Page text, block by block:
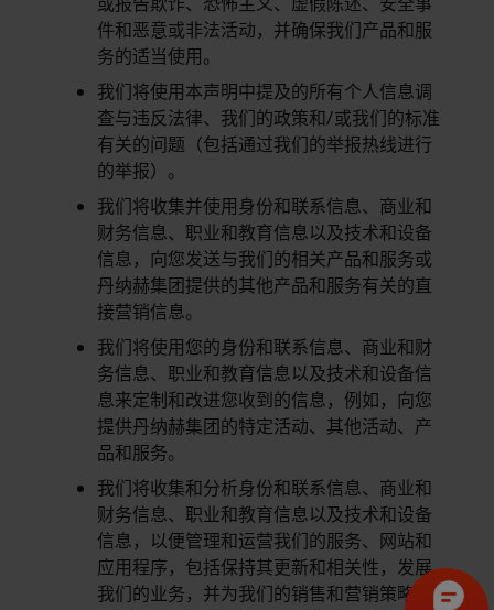
件和恶意或非法活动，并确保我们产品和服
务的适当使用。
我们将使用本声明中提及的所有个人信息调
查与违反法律、我们的政策和/或我们的标准
有关的问题（包括通过我们的举报热线进行
的举报）。
我们将收集并使用身份和联系信息、商业和
财务信息、职业和教育信息以及技术和设备
信息，向您发送与我们的相关产品和服务或
丹纳赫集团提供的其他产品和服务有关的直
接营销信息。
我们将使用您的身份和联系信息、商业和财
务信息、职业和教育信息以及技术和设备信
息来定制和改进您收到的信息，例如，向您
提供丹纳赫集团的特定活动、其他活动、产
品和服务。
我们将收集和分析身份和联系信息、商业和
财务信息、职业和教育信息以及技术和设备
信息，以便管理和运营我们的服务、网站和
应用程序，包括保持其更新和相关性，发展
我们的业务，并为我们的销售和营销策略提